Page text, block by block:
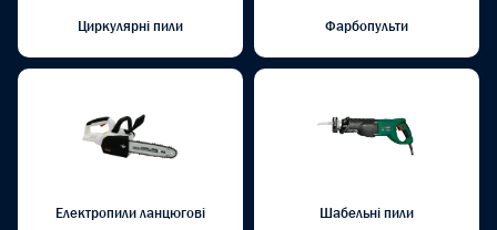
Циркулярні пили Фарбопульти
Електропили ланцюгові Шабельні пили